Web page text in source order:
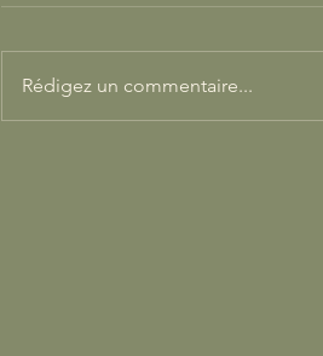
Passerelles
Rédigez un commentaire...